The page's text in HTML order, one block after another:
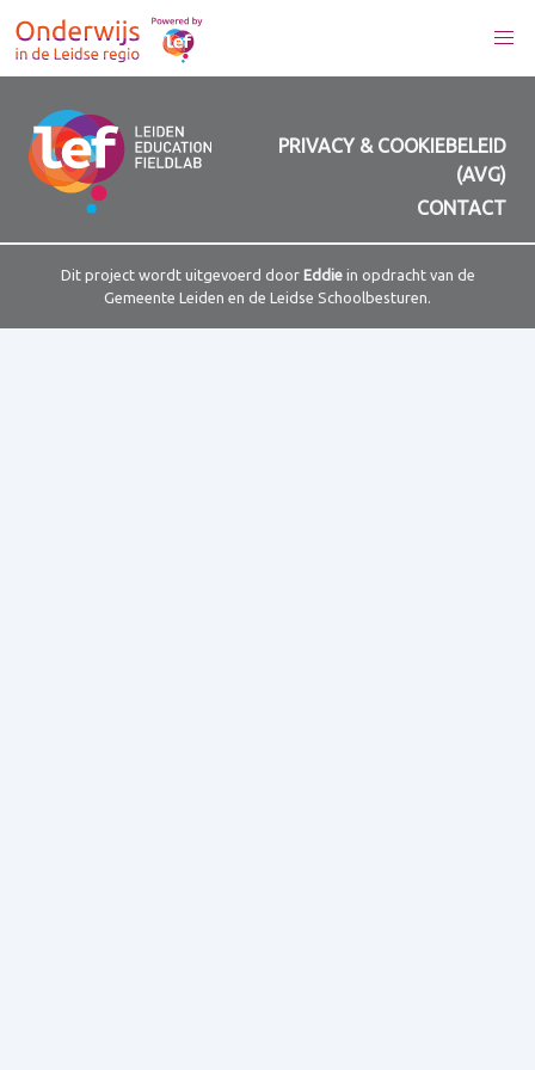
PRIVACY & COOKIEBELEID
(AVG)
CONTACT
Dit project wordt uitgevoerd door Eddiein opdracht van de
Gemeente Leiden en de Leidse Schoolbesturen.